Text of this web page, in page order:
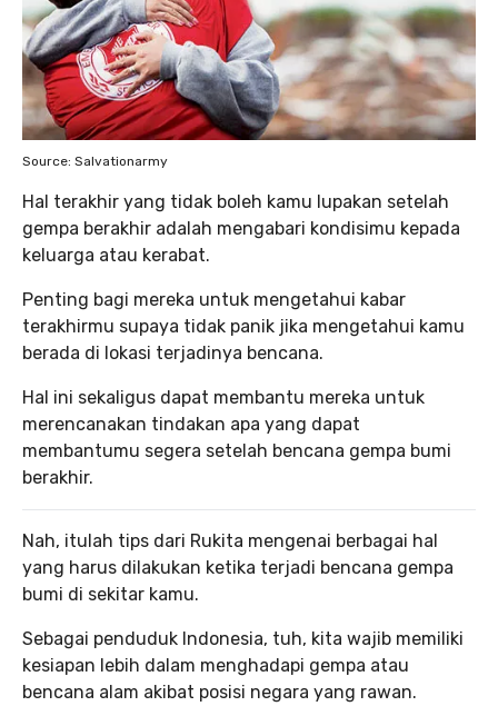
Source: Salvationarmy
Hal terakhir yang tidak boleh kamu lupakan setelah
gempa berakhir adalah mengabari kondisimu kepada
keluarga atau kerabat.
Penting bagi mereka untuk mengetahui kabar
terakhirmu supaya tidak panik jika mengetahui kamu
berada di lokasi terjadinya bencana.
Hal ini sekaligus dapat membantu mereka untuk
merencanakan tindakan apa yang dapat
membantumu segera setelah bencana gempa bumi
berakhir.
Nah, itulah tips dari Rukita mengenai berbagai hal
yang harus dilakukan ketika terjadi bencana gempa
bumi di sekitar kamu.
Sebagai penduduk Indonesia, tuh, kita wajib memiliki
kesiapan lebih dalam menghadapi gempa atau
bencana alam akibat posisi negara yang rawan.